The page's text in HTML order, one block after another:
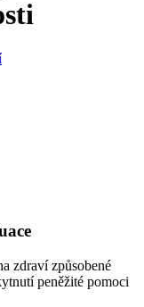
zdraví způsobené
peněžité pomoci